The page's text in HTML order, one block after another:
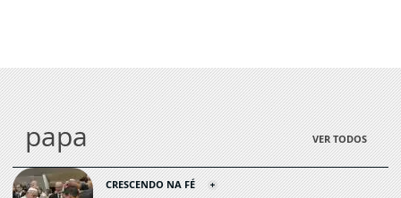
papa VER TODOS
CRESCENDO NA FÉ